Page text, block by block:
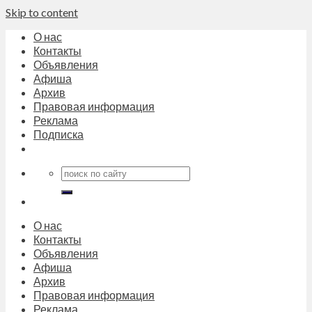
Skip to content
О нас
Контакты
Объявления
Афиша
Архив
Правовая информация
Реклама
Подписка
О нас
Контакты
Объявления
Афиша
Архив
Правовая информация
Реклама